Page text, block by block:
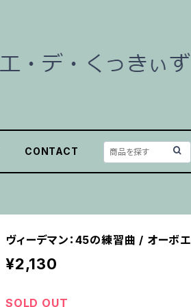
CONTACT
ヴィーデマン：45の練習曲 / オーボエ
¥2,130
SOLD OUT